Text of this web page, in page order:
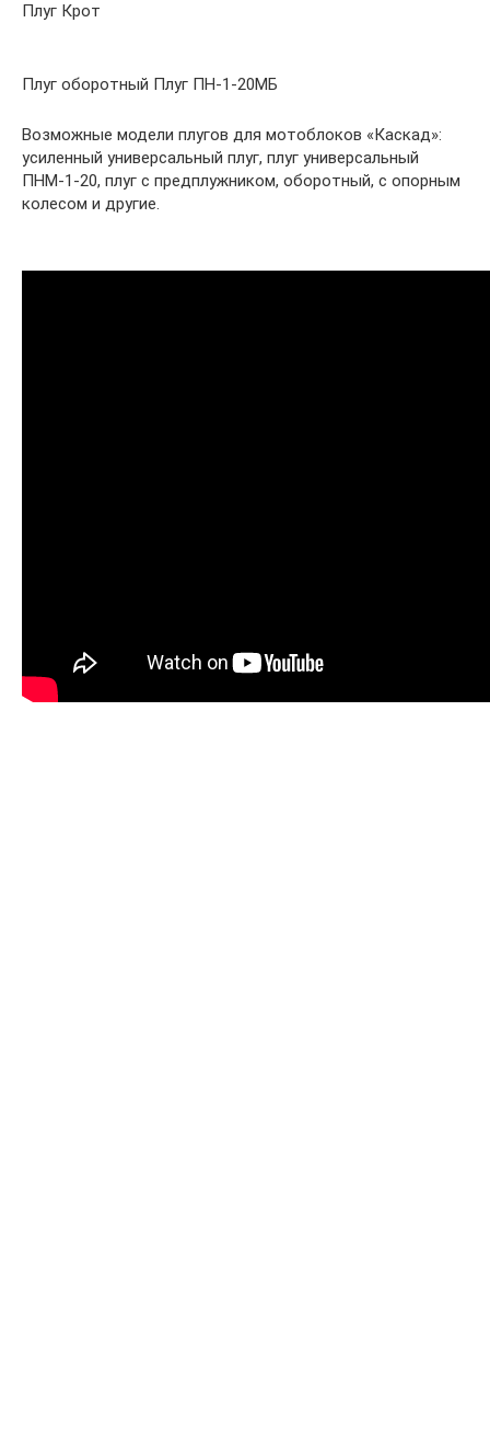
Плуг Крот
Плуг оборотный Плуг ПН-1-20МБ
Возможные модели плугов для мотоблоков «Каскад»:
усиленный универсальный плуг, плуг универсальный
ПНМ-1-20, плуг с предплужником, оборотный, с опорным
колесом и другие.